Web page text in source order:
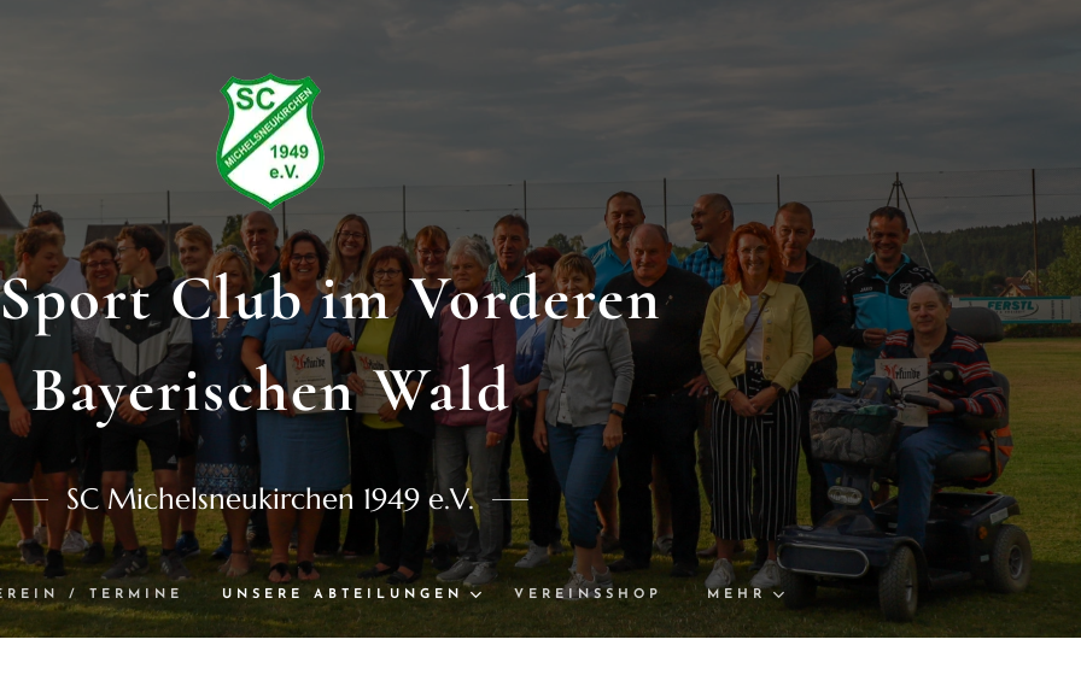
Club im Vorderen
Bayerischen Wald
SC Michelsneukirchen 1949 e.V.
/ TERMINE UNSERE ABTEILUNGEN VEREINSSHOP MEHR